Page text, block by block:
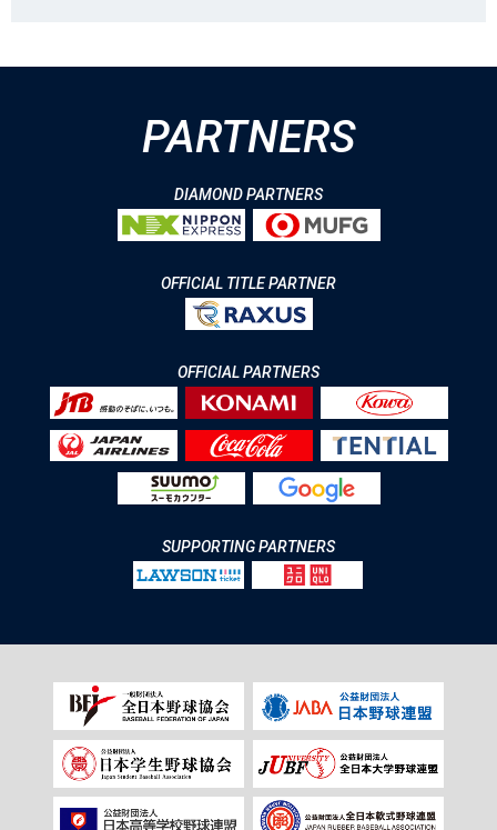
PARTNERS
DIAMOND PARTNERS
OFFICIAL TITLE PARTNER
OFFICIAL PARTNERS
SUPPORTING PARTNERS